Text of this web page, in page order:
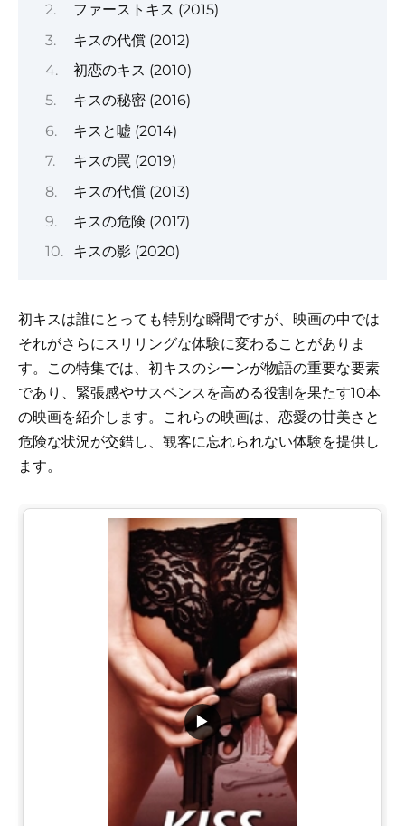
ファーストキス (2015)
キスの代償 (2012)
初恋のキス (2010)
キスの秘密 (2016)
キスと嘘 (2014)
キスの罠 (2019)
キスの代償 (2013)
キスの危険 (2017)
キスの影 (2020)
初キスは誰にとっても特別な瞬間ですが、映画の中では
それがさらにスリリングな体験に変わることがありま
す。この特集では、初キスのシーンが物語の重要な要素
であり、緊張感やサスペンスを高める役割を果たす10本
の映画を紹介します。これらの映画は、恋愛の甘美さと
危険な状況が交錯し、観客に忘れられない体験を提供し
ます。
▶